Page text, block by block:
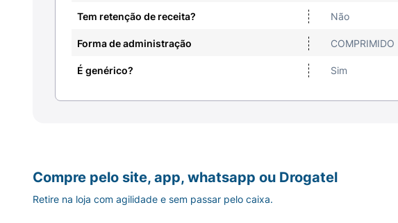
Tem retenção de receita? Não
Forma de administração COMPRIMIDO
É genérico? Sim
Compre pelo site, app, whatsapp ou Drogatel
Retire na loja com agilidade e sem passar pelo caixa.